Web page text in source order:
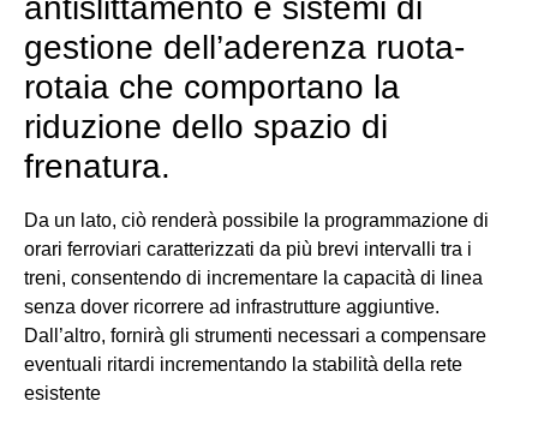
antislittamento e sistemi di
gestione dell’aderenza ruota-
rotaia che comportano la
riduzione dello spazio di
frenatura.
Da un lato, ciò renderà possibile la programmazione di
orari ferroviari caratterizzati da più brevi intervalli tra i
treni, consentendo di incrementare la capacità di linea
senza dover ricorrere ad infrastrutture aggiuntive.
Dall’altro, fornirà gli strumenti necessari a compensare
eventuali ritardi incrementando la stabilità della rete
esistente